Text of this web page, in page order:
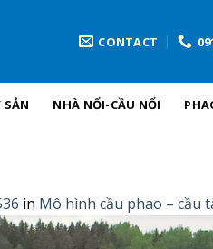
CONTACT
SẢN NHÀ NỔI-CẦU NỔI
in Mô hình cầu phao – cầu